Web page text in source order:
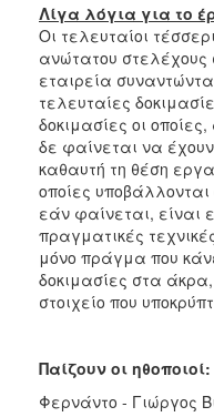
ΗΡΑΚΛΕΙΟ
Λίγα λόγια για το
Οι τελευταίοι
ανώτατου στελέχους
εταιρεία
τελευταίες
δοκιμασίες οι
δε φαίνεται να
καθαυτή τη θέση
οποίες υποβάλλονται
εάν φαίνεται, είναι
πραγματικές
μόνο πράγμα που
δοκιμασίες στα
στοιχείο που
Παίζουν οι ηθοποιοί:
Φερνάντο - Γιώργος